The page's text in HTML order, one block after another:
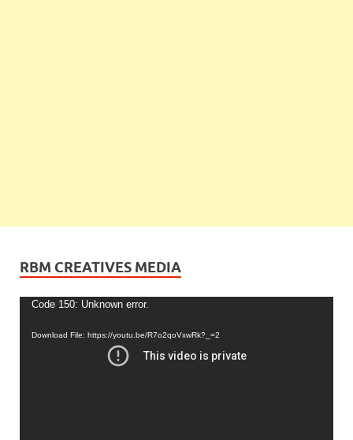
RBM CREATIVES MEDIA
Video
Code 150: Unknown error.
Download File: https://youtu.be/R7o2qoVxwRk?_=2